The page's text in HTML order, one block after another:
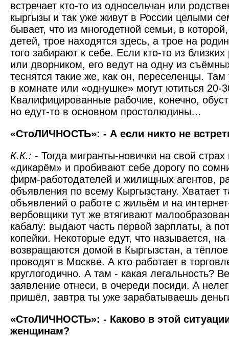
встречает кто-то из односельчан или
кыргызы и так уже живут в России целыми
бывает, что из многодетной семьи, в
детей, трое находятся здесь, а трое на
того забирают к себе. Если кто-то из близких
или дворником, его ведут на одну из
теснятся такие же, как он, переселенцы.
в комнате или «однушке» могут ютиться 20-
Квалифицированные рабочие, конечно,
но едут-то в основном простолюдины…
«СтоЛИЧНОСТЬ»: - А если никто не
К.К.: - Тогда мигранты-новички на свой
«дикарём» и пробивают себе дорогу по
фирм-работодателей и жилищных агентов,
объявления по всему Кыргызстану. Хватает
объявлений о работе с жильём и на
вербовщики тут же втягивают
кабалу: выдают часть первой зарплаты, а
копейки. Некоторые едут, что называется,
возвращаются домой в Кыргызстан, а
проводят в Москве. А кто работает в
круглогодично. А там - какая легальность?
заявление отнеси, в очереди посиди. А
пришёл, завтра ты уже зарабатываешь
«СтоЛИЧНОСТЬ»: - Каково в этой
женщинам?